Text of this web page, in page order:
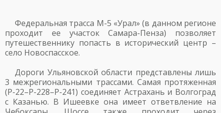
Федеральная трасса М-5 «Урал» (в данном регионе
проходит ее участок Самара-Пенза) позволяет
путешественнику попасть в исторический центр –
село Новоспасское.
Дороги Ульяновской области представлены лишь
3 межрегиональными трассами. Самая протяженная
(Р-22–Р-228–Р-241) соединяет Астрахань и Волгоград
с Казанью. В Ишеевке она имеет ответвление на